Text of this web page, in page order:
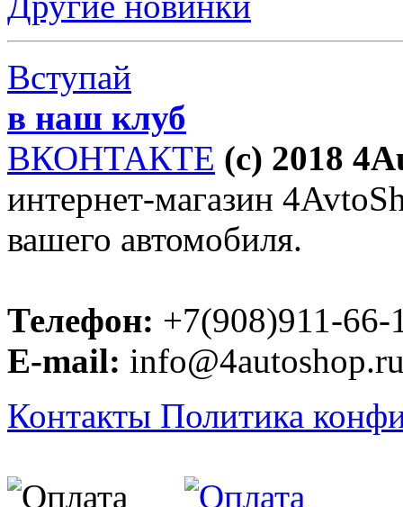
Вступай
в наш клуб
ВКОНТАКТЕ (c) 2018
интернет-магазин
вашего автомобиля.
Телефон: +7(908)911-66-
E-mail:
Контакты Политика